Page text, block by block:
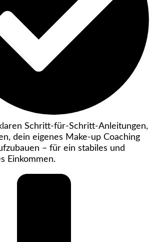
Schritt-für-Schritt-Anleitungen,
dein eigenes Make-up Coaching
– für ein stabiles und
Einkommen.